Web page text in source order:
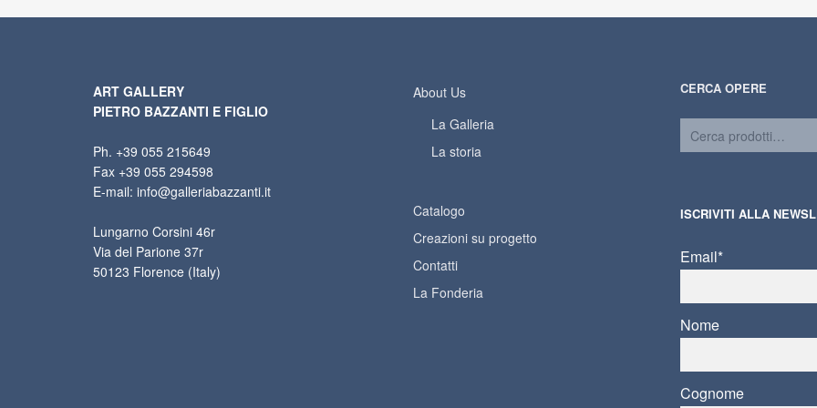
ART GALLERY
PIETRO BAZZANTI E FIGLIO
Ph. +39 055 215649
Fax +39 055 294598
E-mail: info@galleriabazzanti.it
Lungarno Corsini 46r
Via del Parione 37r
50123 Florence (Italy)
About Us
La Galleria
La storia
Catalogo
Creazioni su progetto
Contatti
La Fonderia
CERCA OPERE
ISCRIVITI ALLA
Email*
Nome
Cognome